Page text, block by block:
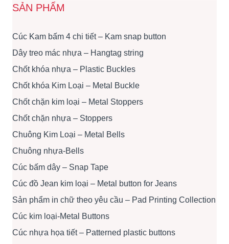
SẢN PHẨM
Cúc Kam bấm 4 chi tiết – Kam snap button
Dây treo mác nhựa – Hangtag string
Chốt khóa nhựa – Plastic Buckles
Chốt khóa Kim Loại – Metal Buckle
Chốt chặn kim loại – Metal Stoppers
Chốt chặn nhựa – Stoppers
Chuông Kim Loại – Metal Bells
Chuông nhựa-Bells
Cúc bấm dây – Snap Tape
Cúc đồ Jean kim loại – Metal button for Jeans
Sản phẩm in chữ theo yêu cầu – Pad Printing Collection
Cúc kim loại-Metal Buttons
Cúc nhựa họa tiết – Patterned plastic buttons